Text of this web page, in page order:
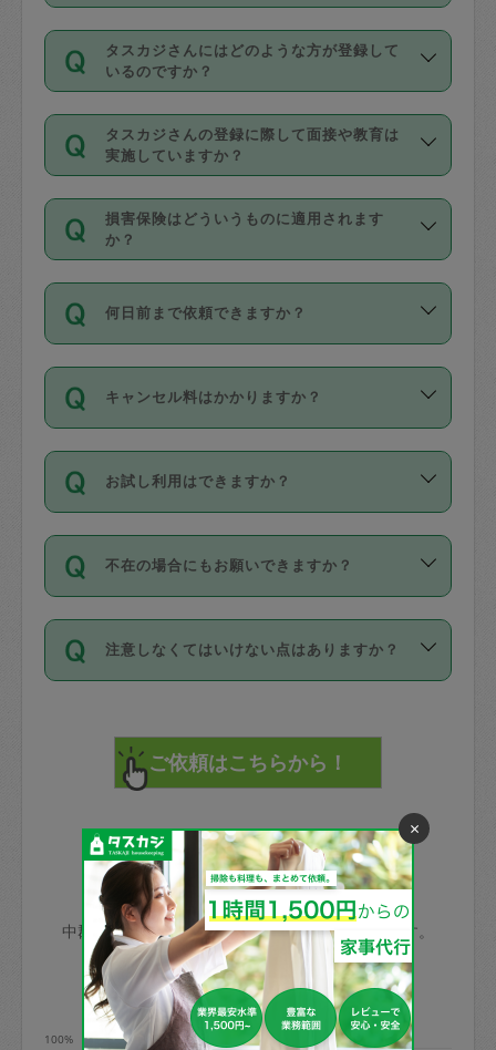
なお、タスカジさんの交通費も、依頼料
金のご請求と合わせてお支払いとなりま
動計算で表示されます。
（例：毎週定期の場合は３回以上のキャ
ンセルが有償（1200円、隔週定期の場合
は２回以上のキャンセルが有償（1200
・ＡＭ ９時～１２時
・ＰＭ １３時～１６時
・夜 １８時～２１時
開始時間を２時間前後変更することが可
能です。依頼送信後、個別にタスカジさ
んにメッセージを送り調整してくださ
い。ただし、２時間を越えての調整はで
時間も被らない場合、損害保険の対象外
掃除、整理収納、洗濯、買い物、料理、
作り置きです。タスカジさんによってで
きる仕事の範囲が異なりますので、依頼
する前にタスカジさんのプロフィールで
確認してください。
基本的に、高所での作業や危険作業、屋
外での作業は対象外です。
タスカジさんにはどのような方が登録して
いるのですか？
主婦として長年の家事経験をお持ちの
方、栄養士・調理師といった資格者で保
育園や学校の給食やレストランで料理関
係の専門職に従事されていた方、日本で
すでにハウスキーパーや英語の先生とし
てお仕事をしているフィリピン出身の
社員など様々なバックグラウンドの方が
登録しています。
日本語も話せる方など様々です。
ールに記載していますので、各自の得意
を依頼してください。
タスカジさんの登録に際して面接や教育は
実施していますか？
応募の際に、各自事務局との面接と説明
を行っています。その後、身分証明書の
写真提出をしていただいています。外国
確認しています。タスカジさんトレーニ
ング動画を使ったセルフトレーニングの
現場トライアルを受け、合格したタスカ
ジさんが活動されています。
※テストセンターの講評は１件目のレビュ
参考
【詳細】タスカジさんの登録に際
損害保険はどういうものに適用されます
か？
依頼者とタスカジさんとの間でタスカジ
を通して成立した作業時間内での作業に
適用されます。作業範囲は、掃除、洗
です。作業中に物を壊したり、人にけが
をさせたりした場合が対象で、補償金額
す。
写真を撮り、
詳細FAQ：
損害賠償保険について教えて
何日前まで依頼できますか？
ご依頼は、現在を起点に3日後（72時間
以降）の日時から受付可能となっていま
す。
タスカジさんへ「募集」をかけることが
可能です。
キャンセル料はかかりますか？
キャンセル料には、以下の2種類がありま
す。
1. 直前キャンセル（定期、スポット契約
共通）
72時間を超える※と、以下のキャンセル
料が発生します。
直前キャンセル料：
72時間前〜24時間前＝依頼料金の50%
1時間前〜実施時間＝依頼金額の100%＋
交通費全額
依頼者不在による当日キャンセル＝依頼
金額の100%＋交通費全額
※例：依頼日時／土曜日午前9時開始の場
合、水曜日午前9時以降はキャンセル料が
発生
お試し利用はできますか？
「お試し利用」というメニューはありま
せんが、「一回のみ」依頼を活用するこ
とによって、気に入ったタスカジさんを
まず、条件の合う気になるタスカジさ
みてください。
その後、一番気に入ったタスカジさんに
さい。
不在の場合にもお願いできますか？
不在の場合の作業はタスカジさんの同意
が必要です。数回の依頼ののち、タスカ
ジさんと依頼者の間で十分な信頼関係が
てください。
不在時に部屋に入るためにタスカジさん
ジさんが紛失した鍵によって二次的な損
害（たとえば、第三者の侵入など）が起
きた場合は損害保険の対象外となるので
ご注意ください。
注意しなくてはいけない点はありますか？
で、必ず鍵のかかるロッカーや金庫に入
れて依頼者の責任の元管理するよう心掛
けてください。
※パスポート、クレジットカード、銀行カ
ード、5千円以上のアクセサリー、500円
玉、など
あわせてこちらも参照ください ：初めて
利用します。注意しなくてはいけない点
はありますか？
中郡の家事代行ご利用状況
中郡のタスカジの利用データを元に掲載しています。
利用の多い曜日は？
100%
×